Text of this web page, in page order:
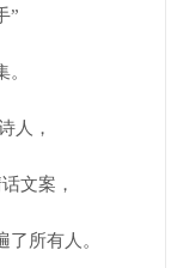
”
人，
文案，
所有人。